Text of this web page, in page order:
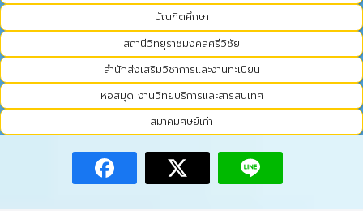
บัณฑิตศึกษา
สถานีวิทยุราชมงคลศรีวิชัย
สำนักส่งเสริมวิชาการและงานทะเบียน
หอสมุด งานวิทยบริการและสารสนเทศ
สมาคมศิษย์เก่า